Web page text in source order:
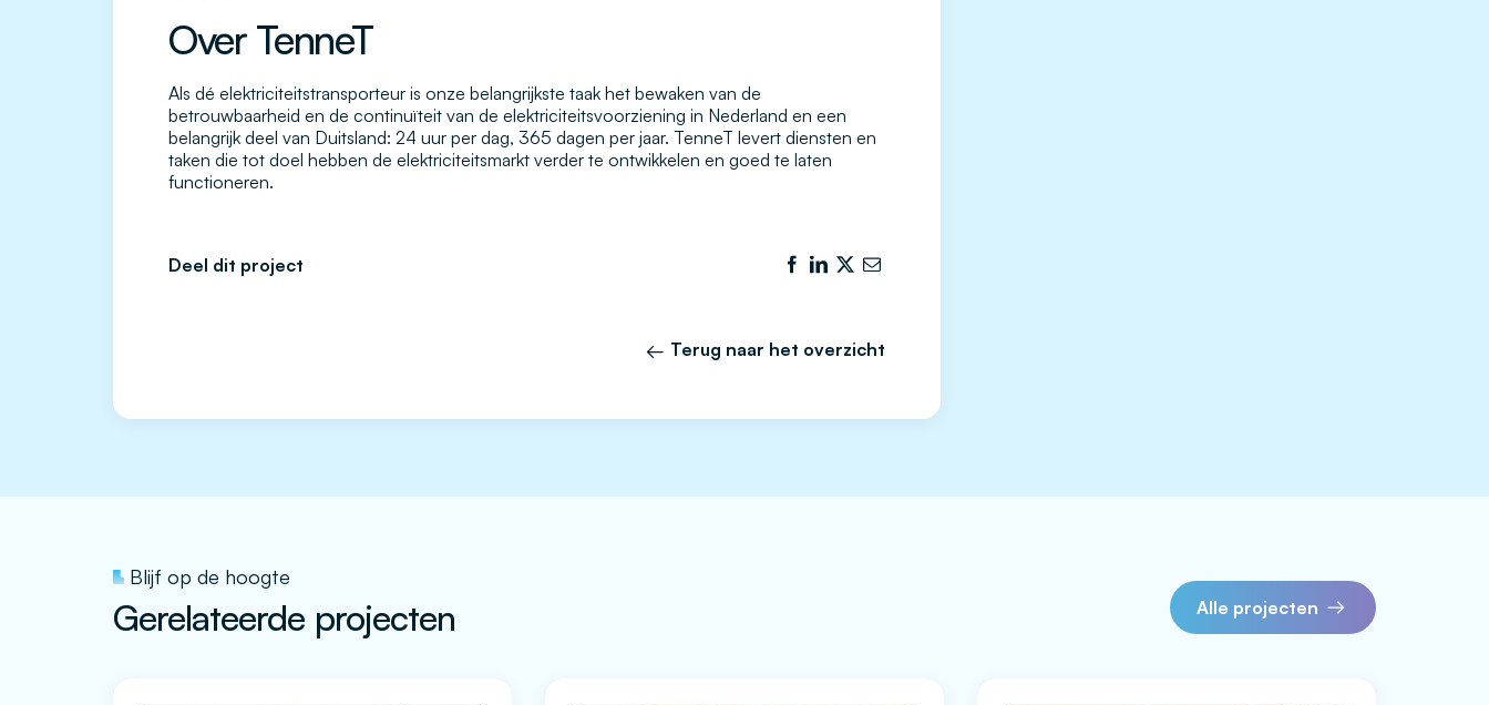
Over TenneT
Als dé elektriciteitstransporteur is onze belangrijkste taak het bewaken van de
betrouwbaarheid en de continuïteit van de elektriciteitsvoorziening in Nederland en een
belangrijk deel van Duitsland: 24 uur per dag, 365 dagen per jaar. TenneT levert diensten en
taken die tot doel hebben de elektriciteitsmarkt verder te ontwikkelen en goed te laten
functioneren.
Deel dit project
Terug naar het overzicht
Blijf op de hoogte
Gerelateerde projecten Alle projecten